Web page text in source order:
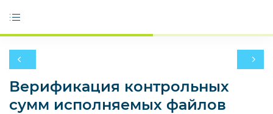
Верификация контрольных
сумм исполняемых файлов